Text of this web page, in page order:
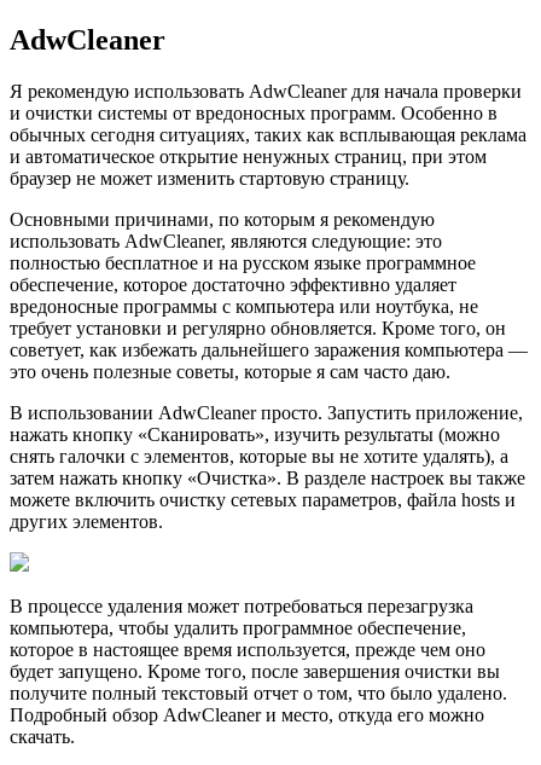
AdwCleaner
Я рекомендую использовать AdwCleaner для начала проверки
и очистки системы от вредоносных программ. Особенно в
обычных сегодня ситуациях, таких как всплывающая реклама
и автоматическое открытие ненужных страниц, при этом
браузер не может изменить стартовую страницу.
Основными причинами, по которым я рекомендую
использовать AdwCleaner, являются следующие: это
полностью бесплатное и на русском языке программное
обеспечение, которое достаточно эффективно удаляет
вредоносные программы с компьютера или ноутбука, не
требует установки и регулярно обновляется. Кроме того, он
советует, как избежать дальнейшего заражения компьютера —
это очень полезные советы, которые я сам часто даю.
В использовании AdwCleaner просто. Запустить приложение,
нажать кнопку «Сканировать», изучить результаты (можно
снять галочки с элементов, которые вы не хотите удалять), а
затем нажать кнопку «Очистка». В разделе настроек вы также
можете включить очистку сетевых параметров, файла hosts и
других элементов.
В процессе удаления может потребоваться перезагрузка
компьютера, чтобы удалить программное обеспечение,
которое в настоящее время используется, прежде чем оно
будет запущено. Кроме того, после завершения очистки вы
получите полный текстовый отчет о том, что было удалено.
Подробный обзор AdwCleaner и место, откуда его можно
скачать.